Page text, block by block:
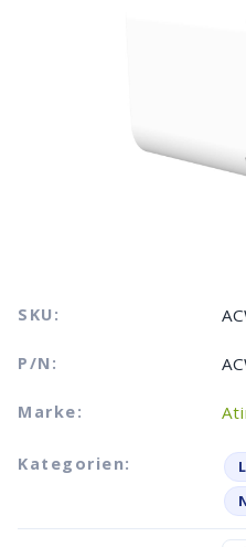
SKU:
P/N:
Marke:
Kategorien: